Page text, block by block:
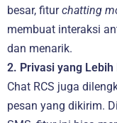
besar, fiturchatting
membuat interaksi
dan menarik.
2. Privasi yang Lebih
Chat RCS juga
pesan yang dikirim.